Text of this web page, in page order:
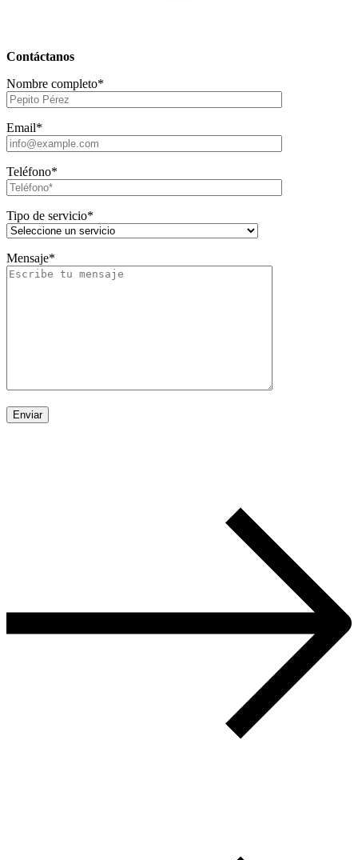
Contáctanos
Nombre completo*
Email*
Teléfono*
Tipo de servicio*
Mensaje*